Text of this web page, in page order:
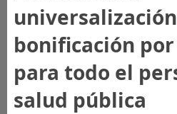
bonificación
para todo el
salud pública